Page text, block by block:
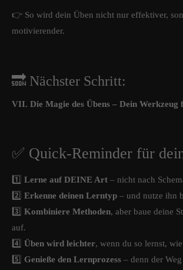
👉 So wird dein Üben nicht nur effektiver,
motivierender.
🔜 Nächster Schritt:
VII. Die Magie des Übens – Dein
✅ Quick-Reminder für
1️⃣ Lerne auf DEINE Art – nicht nach
2️⃣ Erkenne deinen Lerntyp – und nutze ihn
3️⃣ Kombiniere Methoden, aber baue deine
auf.
4️⃣ Üben wird leichter, wenn du so lernst,
5️⃣ Genieße den Lernprozess – denn der